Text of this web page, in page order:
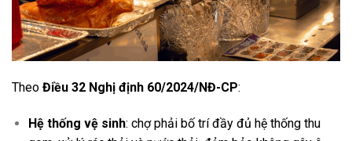
Theo Điều 32 Nghị định 60/2024/NĐ-CP:
Hệ thống vệ sinh: chợ phải bố trí đầy đủ hệ thống thu